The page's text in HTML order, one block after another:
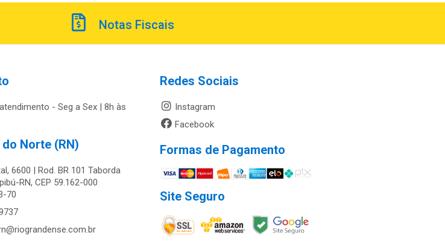
Notas Fiscais
- Seg a Sex | 8h às
Norte (RN)
6600 | Rod. BR 101 Taborda
RN, CEP 59.162-000
70
Redes Sociais
Instagram
Facebook
Formas de Pagamento
Site Seguro